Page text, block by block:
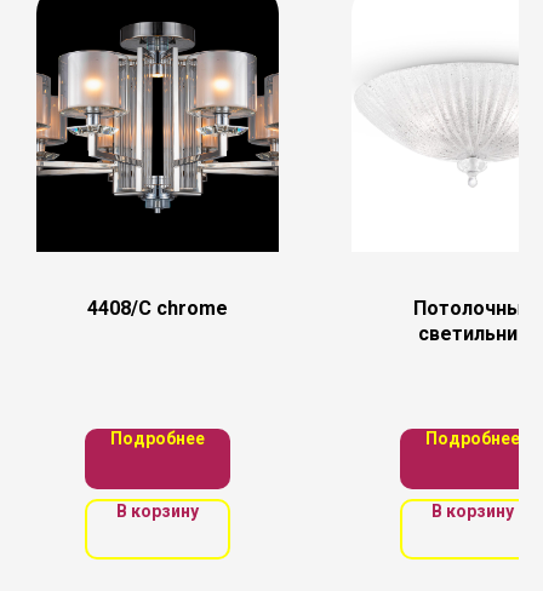
4408/C chrome
Подробнее
В корзину
Потолочный
светильник
Подробнее
В корзину